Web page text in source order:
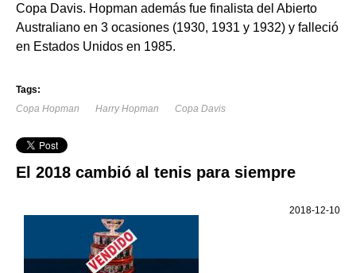
Copa Davis. Hopman además fue finalista del Abierto
Australiano en 3 ocasiones (1930, 1931 y 1932) y falleció
en Estados Unidos en 1985.
Tags:
Copa Hopman
Harry Hopman Copa Davis
El 2018 cambió al tenis para siempre
2018-12-10